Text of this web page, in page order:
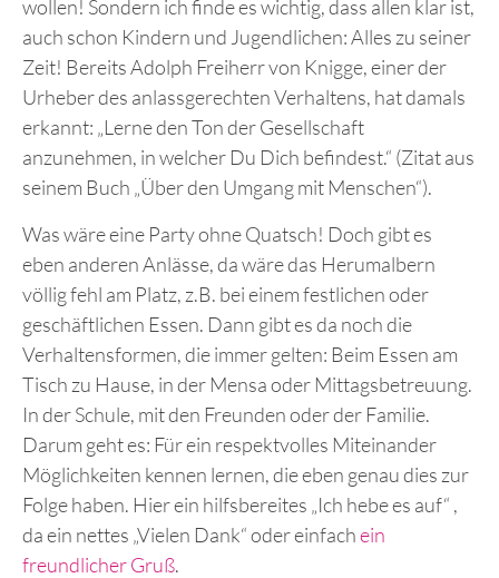
wollen! Sondern ich finde es wichtig, dass allen klar ist,
auch schon Kindern und Jugendlichen: Alles zu seiner
Zeit! Bereits Adolph Freiherr von Knigge, einer der
Urheber des anlassgerechten Verhaltens, hat damals
erkannt: „Lerne den Ton der Gesellschaft
anzunehmen, in welcher Du Dich befindest.“ (Zitat aus
seinem Buch „Über den Umgang mit Menschen“).
Was wäre eine Party ohne Quatsch! Doch gibt es
eben anderen Anlässe, da wäre das Herumalbern
völlig fehl am Platz, z.B. bei einem festlichen oder
geschäftlichen Essen. Dann gibt es da noch die
Verhaltensformen, die immer gelten: Beim Essen am
Tisch zu Hause, in der Mensa oder Mittagsbetreuung.
In der Schule, mit den Freunden oder der Familie.
Darum geht es: Für ein respektvolles Miteinander
Möglichkeiten kennen lernen, die eben genau dies zur
Folge haben. Hier ein hilfsbereites „Ich hebe es auf“ ,
da ein nettes „Vielen Dank“ oder einfachein
freundlicher Gruß.